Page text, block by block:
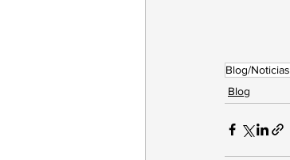
Blog/Noticias
Blog